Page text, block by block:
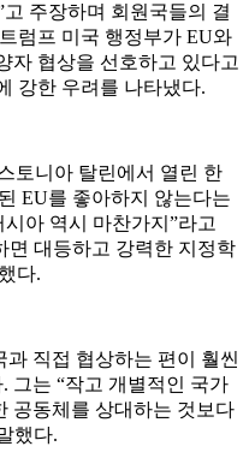
주장하며 회원국들의 결
럼프 미국 행정부가 EU와
자 협상을 선호하고 있다고
강한 우려를 나타냈다.
토니아 탈린에서 열린 한
EU를 좋아하지 않는다는
아 역시 마찬가지”라고
면 대등하고 강력한 지정학
다.
직접 협상하는 편이 훨씬
그는 “작고 개별적인 국가
공동체를 상대하는 것보다
했다.